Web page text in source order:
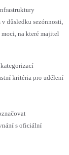
důsledku sezónnosti,
na které majitel
kritéria pro udělení
s oficiální